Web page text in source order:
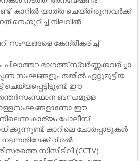
കാറിൽ യാത്ര ചെയ്തിരുന്നവർക്ക്
നിലവിൽ
സംഘങ്ങളെ കേന്ദ്രീകരിച്ച്
ഭാഗത്ത് സ്വർണ്ണക്കവർച്ചാ
സംഘങ്ങളും തമ്മിൽ ഏറ്റുമുട്ടിയ
ചെയ്യപ്പെട്ടിട്ടുണ്ട്. ഈ
ബന്ധമുള്ള
ഈ
കാര്യം പോലീസ്
കാറിലെ ചോരപ്പാടുകൾ
വിരൽ
സിസിടിവി (CCTV)